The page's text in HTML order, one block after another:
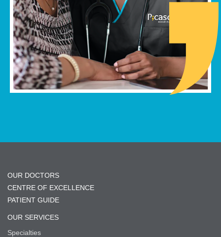
OUR DOCTORS
CENTRE OF EXCELLENCE
PATIENT GUIDE
OUR SERVICES
Specialties